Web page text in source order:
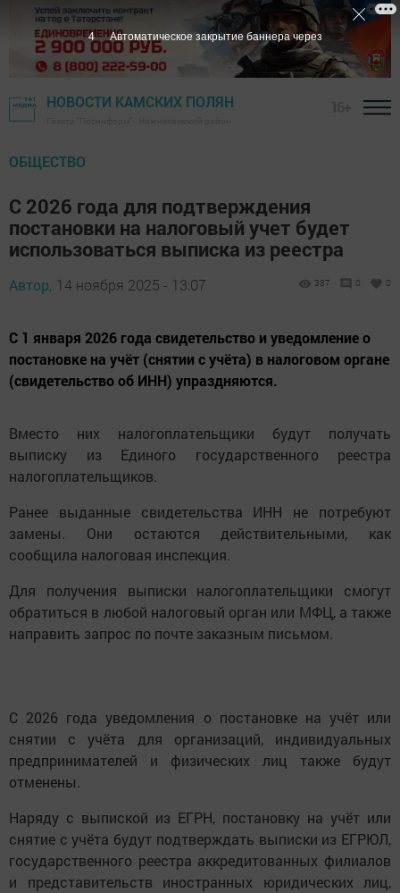
НОВОСТИ КАМСКИХ ПОЛЯН
ОБЩЕСТВО
С 2026 года для подтверждения
постановки на налоговый учет будет
использоваться выписка из реестра
Автор, 14 ноября 2025 - 13:07 387 0 0
С 1 января 2026 года свидетельство и уведомление о
постановке на учёт (снятии с учёта) в налоговом органе
(свидетельство об ИНН) упраздняются.
Вместо них налогоплательщики будут получать
выписку из Единого государственного реестра
налогоплательщиков.
Ранее выданные свидетельства ИНН не потребуют
замены. Они остаются действительными, как
сообщила налоговая инспекция.
Для получения выписки налогоплательщики смогут
обратиться в любой налоговый орган или МФЦ, а также
направить запрос по почте заказным письмом.
С 2026 года уведомления о постановке на учёт или
снятии с учёта для организаций, индивидуальных
предпринимателей и физических лиц также будут
отменены.
Наряду с выпиской из ЕГРН, постановку на учёт или
снятие с учёта будут подтверждать выписки из ЕГРЮЛ,
государственного реестра аккредитованных филиалов
и представительств иностранных юридических лиц,
2 Автоматическое закрытие баннера через